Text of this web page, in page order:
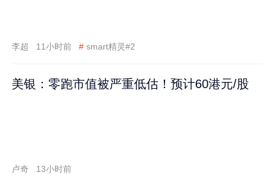
李超 11小时前 # smart精灵#2
美银：零跑市值被严重低估！预计60港元/股
卢奇 13小时前